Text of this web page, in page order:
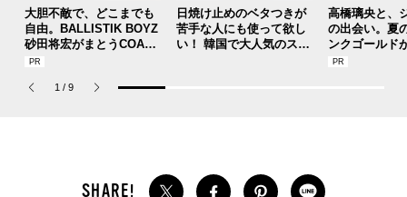
大胆不敵で、どこまでも
自由。BALLISTIK BOYZ
砂田将宏がまとうCOACH
の新作フレグランス「コ
パルファム」
日焼け止めのベタつきが
苦手な人にも使って欲し
い！ 韓国で大人気のスト
高橋璃央と、
の出会い。夏
ンクゴールド
SUMMER
1 / 9